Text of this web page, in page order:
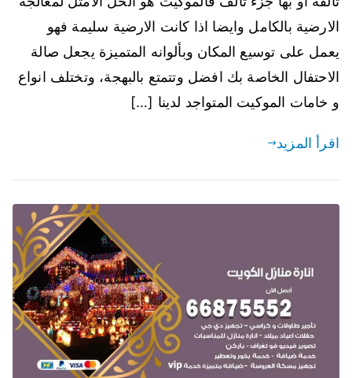
الارضية بالكامل وايضا اذا كانت الارضية سليمة فهو
يعمل على توسيع المكان وبألوانه المتميزة يجعل صالة
الاحتفال الخاصة بك افضل وتتمتع بالبهجة، وتختلف انواع
و خامات الموكيت المتواجد لدينا […]
اقرأ المزيد